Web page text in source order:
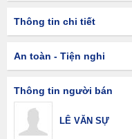
Thông tin chi tiết
An toàn - Tiện nghi
Thông tin người bán
LÊ VĂN SỰ